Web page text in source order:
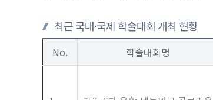
최근 국내·국제 학술대회 개최 현황
No. 학술대회명